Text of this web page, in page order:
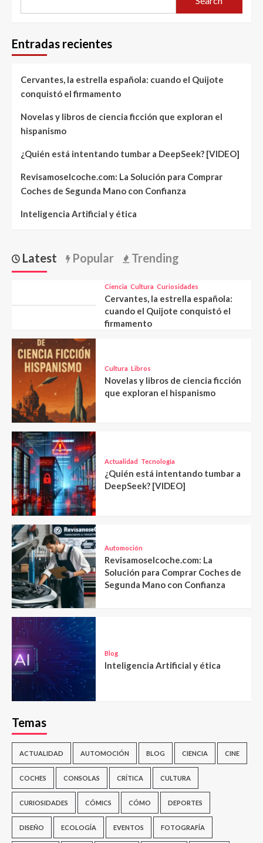
Entradas recientes
Cervantes, la estrella española: cuando el Quijote
conquistó el firmamento
Novelas y libros de ciencia ficción que exploran el
hispanismo
¿Quién está intentando tumbar a DeepSeek? [VIDEO]
Revisamoselcoche.com: La Solución para Comprar
Coches de Segunda Mano con Confianza
Inteligencia Artificial y ética
Latest Popular Trending
Ciencia Cultura Curiosidades
Cervantes, la estrella española:
cuando el Quijote conquistó el
firmamento
Cultura Libros
Novelas y libros de ciencia ficción
que exploran el hispanismo
Actualidad Tecnología
¿Quién está intentando tumbar a
DeepSeek? [VIDEO]
Automoción
Revisamoselcoche.com: La
Solución para Comprar Coches de
Segunda Mano con Confianza
Blog
Inteligencia Artificial y ética
Temas
ACTUALIDAD AUTOMOCIÓN BLOG CIENCIA CINE
COCHES CONSOLAS CRÍTICA CULTURA
CURIOSIDADES CÓMICS CÓMO DEPORTES
DISEÑO ECOLOGÍA EVENTOS FOTOGRAFÍA